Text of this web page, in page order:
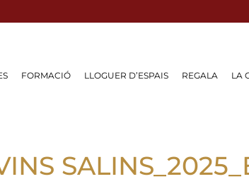
FORMACIÓ LLOGUER D’ESPAIS REGALA LA